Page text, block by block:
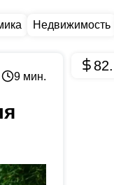
Недвижимость
9 мин.